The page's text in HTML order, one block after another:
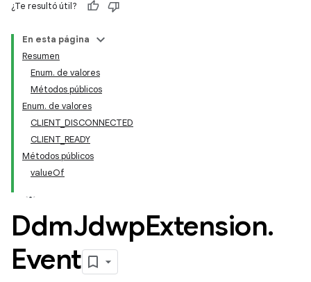
¿Te resultó útil?
En esta página
Resumen
Enum. de valores
Métodos públicos
Enum. de valores
CLIENT_DISCONNECTED
CLIENT_READY
Métodos públicos
valueOf
DdmJdwpExtension.
Event